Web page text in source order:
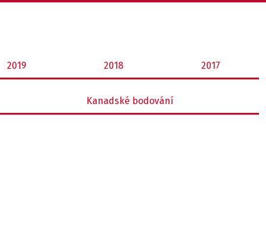
2019 2018 2017
Kanadské bodování